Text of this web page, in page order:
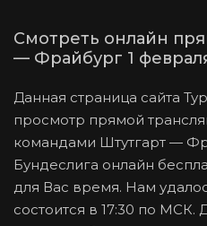
Данная страница сайта
просмотр прямой
командами Штутгарт —
Бундеслига онлайн
для Вас время. Нам
состоится в 17:30 по МСК.
Смотреть онлайн
— Фрайбург 1